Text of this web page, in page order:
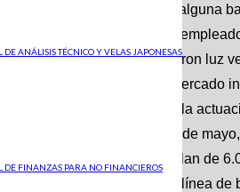
ANÁLISIS TÉCNICO Y VELAS JAPONESAS
FINANZAS PARA NO FINANCIEROS
empleados destinados en alguna
colectivo nacional para los
comunitarios dieron luz
era compatible con el mercado
conclusión según la cual la
Estado. Ya el pasado 10 de
por Bruselas del plan de
matriz de la aerolínea de